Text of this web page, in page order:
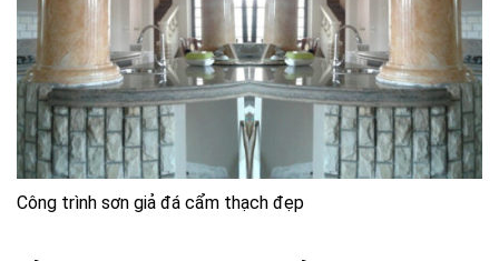
Công trình sơn giả đá cẩm thạch đẹp